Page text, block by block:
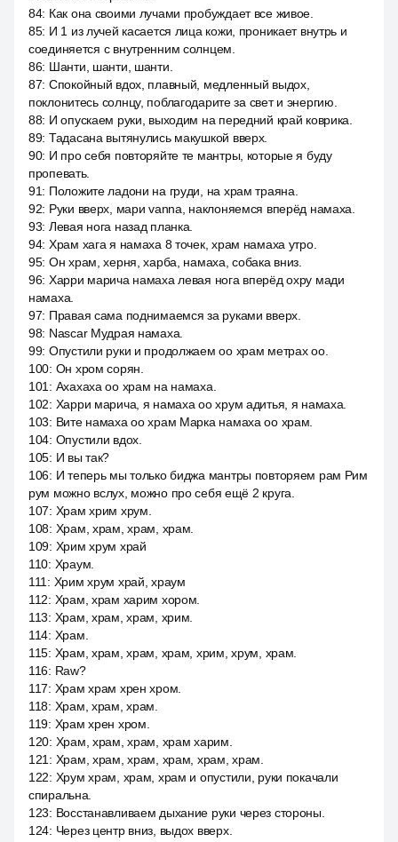
84: Как она своими лучами пробуждает все живое.
85: И 1 из лучей касается лица кожи, проникает внутрь и
соединяется с внутренним солнцем.
86: Шанти, шанти, шанти.
87: Спокойный вдох, плавный, медленный выдох,
поклонитесь солнцу, поблагодарите за свет и энергию.
88: И опускаем руки, выходим на передний край коврика.
89: Тадасана вытянулись макушкой вверх.
90: И про себя повторяйте те мантры, которые я буду
пропевать.
91: Положите ладони на груди, на храм траяна.
92: Руки вверх, мари vanna, наклоняемся вперёд намаха.
93: Левая нога назад планка.
94: Храм хага я намаха 8 точек, храм намаха утро.
95: Он храм, херня, харба, намаха, собака вниз.
96: Харри марича намаха левая нога вперёд охру мади
намаха.
97: Правая сама поднимаемся за руками вверх.
98: Nascar Мудрая намаха.
99: Опустили руки и продолжаем оо храм метрах оо.
100: Он хром сорян.
101 : Ахахаха оо храм на намаха.
102: Харри марича, я намаха оо хрум адитья, я намаха.
103: Вите намаха оо храм Марка намаха оо храм.
104: Опустили вдох.
105: И вы так?
106: И теперь мы только биджа мантры повторяем рам Рим
рум можно вслух, можно про себя ещё 2 круга.
107: Храм хрим хрум.
108: Храм, храм, храм, храм.
109: Хрим хрум храй
110: Храум.
111 : Хрим хрум храй, храум
112: Храм, храм харим хором.
113: Храм, храм, храм, хрим.
114: Храм.
115: Храм, храм, храм, храм, хрим, хрум, храм.
116: Raw?
117: Храм храм хрен хром.
118: Храм, храм, храм.
119: Храм хрен хром.
120: Храм, храм, храм, храм харим.
121 : Храм, храм, храм, храм, храм, храм.
122: Хрум храм, храм, храм и опустили, руки покачали
спиральна.
123: Восстанавливаем дыхание руки через стороны.
124: Через центр вниз, выдох вверх.